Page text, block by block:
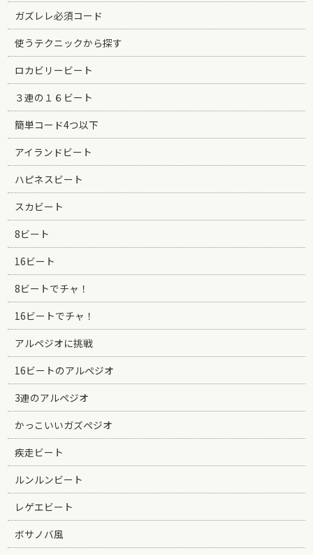
ガズレレ必須コード
使うテクニックから探す
ロカビリービート
３連の１６ビート
簡単コード4つ以下
アイランドビート
ハピネスビート
スカビート
8ビート
16ビート
8ビートでチャ！
16ビートでチャ！
アルペジオに挑戦
16ビートのアルペジオ
3連のアルペジオ
かっこいいガズペジオ
疾走ビート
ルンルンビート
レゲエビート
ボサノバ風